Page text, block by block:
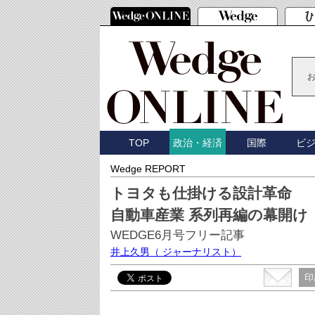
TOP 政治・経済 国際 ビ
Wedge REPORT
トヨタも仕掛ける設計革命
自動車産業 系列再編の幕開け
WEDGE6月号フリー記事
井上久男 （ ジャーナリスト）